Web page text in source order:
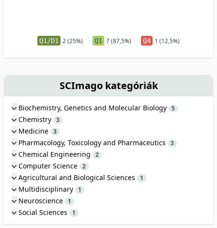
Q1/D1 2 (25%) Q1 7 (87,5%) Q4 1 (12,5%)
SCImago kategóriák
Biochemistry, Genetics and Molecular Biology 5
Chemistry 3
Medicine 3
Pharmacology, Toxicology and Pharmaceutics 3
Chemical Engineering 2
Computer Science 2
Agricultural and Biological Sciences 1
Multidisciplinary 1
Neuroscience 1
Social Sciences 1